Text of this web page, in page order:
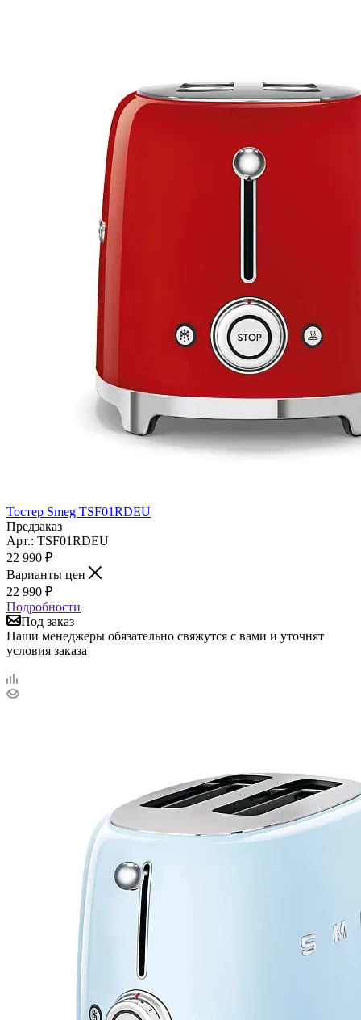
Тостер Smeg TSF01RDEU
Предзаказ
Арт.: TSF01RDEU
22 990 ₽
Варианты цен
22 990 ₽
Подробности
Под заказ
Наши менеджеры обязательно свяжутся с вами и уточнят
условия заказа